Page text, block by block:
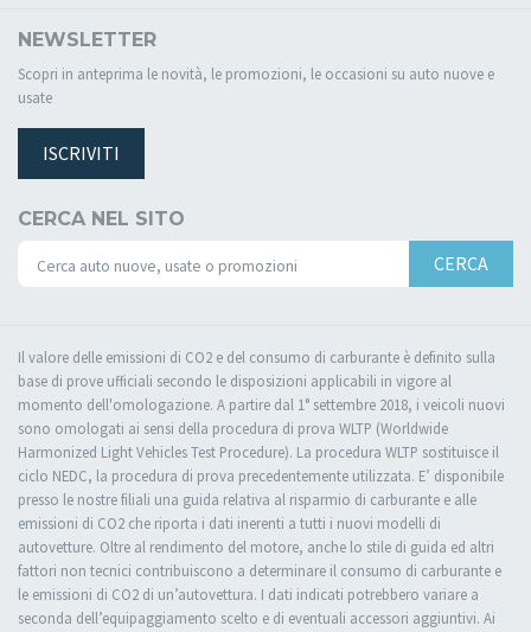
NEWSLETTER
Scopri in anteprima le novità, le promozioni, le occasioni su auto nuove e
usate
ISCRIVITI
CERCA NEL SITO
CERCA
Il valore delle emissioni di CO2 e del consumo di carburante è definito sulla
base di prove ufficiali secondo le disposizioni applicabili in vigore al
momento dell'omologazione. A partire dal 1° settembre 2018, i veicoli nuovi
sono omologati ai sensi della procedura di prova WLTP (Worldwide
Harmonized Light Vehicles Test Procedure). La procedura WLTP sostituisce il
ciclo NEDC, la procedura di prova precedentemente utilizzata. E’ disponibile
presso le nostre filiali una guida relativa al risparmio di carburante e alle
emissioni di CO2 che riporta i dati inerenti a tutti i nuovi modelli di
autovetture. Oltre al rendimento del motore, anche lo stile di guida ed altri
fattori non tecnici contribuiscono a determinare il consumo di carburante e
le emissioni di CO2 di un’autovettura. I dati indicati potrebbero variare a
seconda dell’equipaggiamento scelto e di eventuali accessori aggiuntivi. Ai